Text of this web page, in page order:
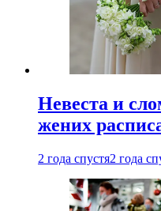
Невеста и
жених
2 года спустя2 года